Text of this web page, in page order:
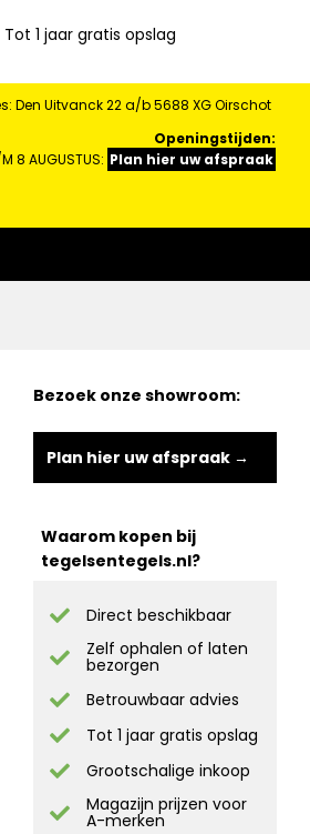
Tot 1 jaar gratis opslag
Den Uitvanck 22 a/b 5688 XG Oirschot
Openingstijden:
8 AUGUSTUS: Plan hier uw afspraak
Bezoek onze showroom:
Plan hier uw afspraak →
Waarom kopen bij
tegelsentegels.nl?
Direct beschikbaar
Zelf ophalen of laten
bezorgen
Betrouwbaar advies
Tot 1 jaar gratis opslag
Grootschalige inkoop
Magazijn prijzen voor
A-merken